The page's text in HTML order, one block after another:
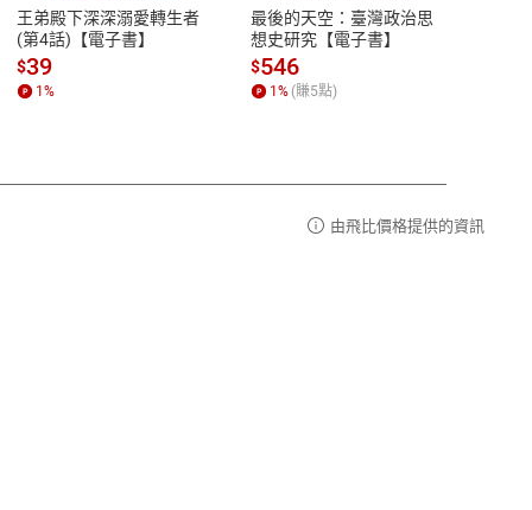
性
參
客服電話：0080-1857077
王弟殿下深深溺愛轉生者
(第4話)【電子書】
$39
1%
最後的天空：臺灣政治思
想史研究【電子書】
$546
1% (賺5點)
由飛比價格提供的資訊